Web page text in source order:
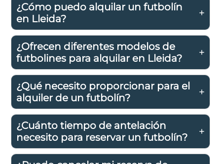
¿Cómo puedo alquilar un futbolín
en Lleida?
¿Ofrecen diferentes modelos de
futbolines para alquilar en Lleida?
¿Qué necesito proporcionar para el
alquiler de un futbolín?
¿Cuánto tiempo de antelación
necesito para reservar un futbolín?